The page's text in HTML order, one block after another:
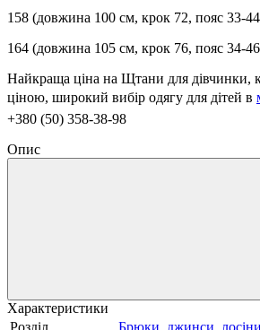
158 (довжина 100 см, крок 72, пояс 33-
164 (довжина 105 см, крок 76, пояс 34-
Найкраща ціна на Щтани для дівчинки,
ціною, широкий вибір одягу для дітей в
+380 (50) 358-38-98
Опис
Характеристики
Розділ
Брюки, джинси, лосіни